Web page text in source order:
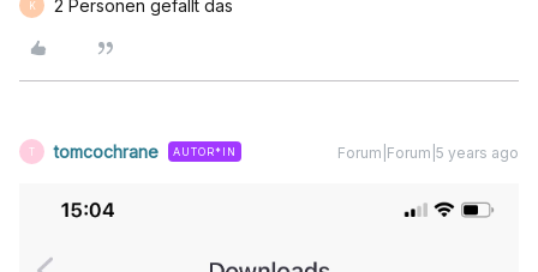
K 2 Personen gefällt das
T tomcochrane AUTOR*IN Forum|Forum|5 years ago